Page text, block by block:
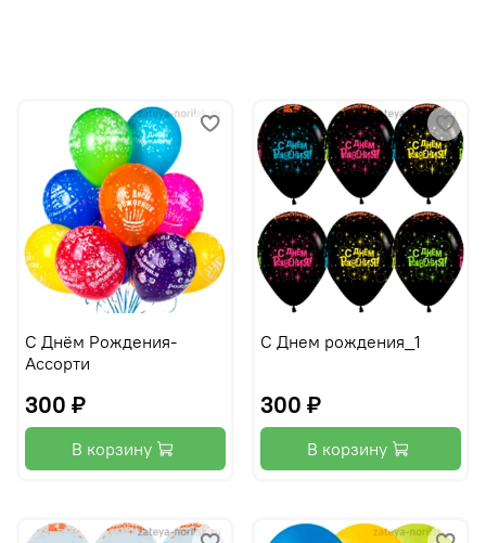
С Днём Рождения-
Ассорти
300 ₽
В корзину
С Днем рождения_1
300 ₽
В корзину